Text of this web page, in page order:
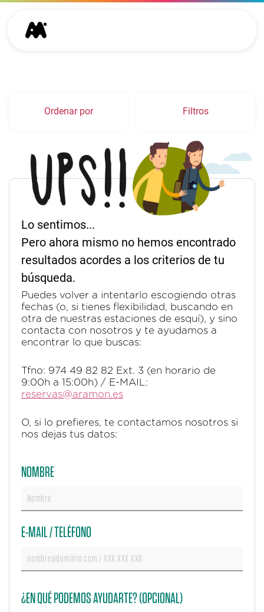
Ordenar por Filtros
Lo sentimos...
Pero ahora mismo no hemos encontrado
resultados acordes a los criterios de tu
búsqueda.
Puedes volver a intentarlo escogiendo otras
fechas (o, si tienes flexibilidad, buscando en
otra de nuestras estaciones de esquí), y sino
contacta con nosotros y te ayudamos a
encontrar lo que buscas:
Tfno: 974 49 82 82 Ext. 3 (en horario de
9:00h a 15:00h) / E-MAIL:
reservas@aramon.es
O, si lo prefieres, te contactamos nosotros si
nos dejas tus datos:
NOMBRE
E-MAIL / TELÉFONO
¿EN QUÉ PODEMOS AYUDARTE? (OPCIONAL)